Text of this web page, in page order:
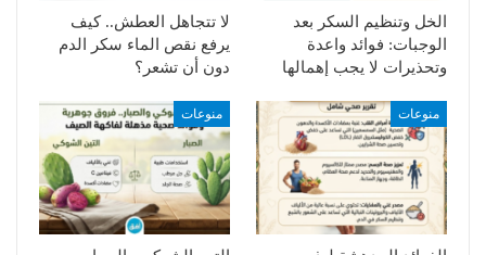
الخل وتنظيم السكر بعد
الوجبات: فوائد واعدة
وتحذيرات لا يجب إهمالها
لا تتجاهل العطش.. كيف
يرفع نقص الماء سكر الدم
دون أن تشعر؟
منوعات منوعات